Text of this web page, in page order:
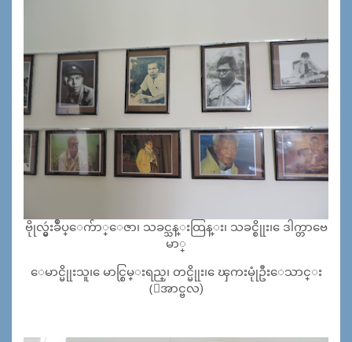
ဗိုုလ္မွဴးခ်ဳပ္ေက်ာ္ေဇာ၊ သခင္သန္းထြန္း၊ သခင္စိုုး၊ ေဒါက္တာဗေ
မာ္
ေမာင္မိုုးသူ၊ ေမာင္စြမ္းရည္၊ တင္မိုုး၊ ေၾကးမုုံဦးေသာင္း
(ေအာင္ဗလ)